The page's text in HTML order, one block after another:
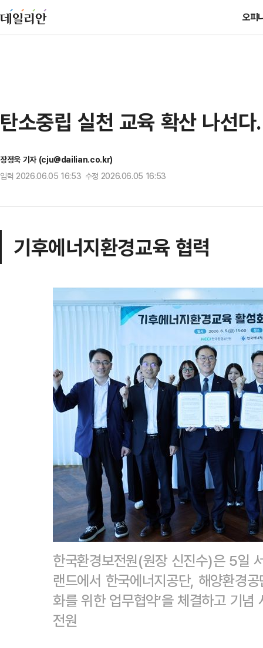
오피
탄소중립 실천 교육 확산 나선
장정욱 기자 (cju@dailian.co.kr)
입력 2026.06.05 16:53 수정 2026.06.05 16:53
기후에너지환경교육 협력
한국환경보전원(원장 신진수)은 5일
랜드에서 한국에너지공단, 해양환경
화를 위한 업무협약’을 체결하고 기
전원